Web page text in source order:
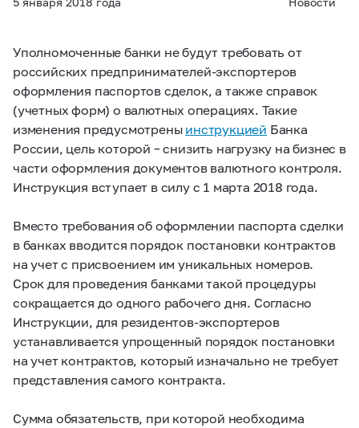
Уполномоченные банки не будут требовать от
российских предпринимателей-экспортеров
оформления паспортов сделок, а также справок
(учетных форм) о валютных операциях. Такие
изменения предусмотрены инструкцией Банка
России, цель которой – снизить нагрузку на бизнес в
части оформления документов валютного контроля.
Инструкция вступает в силу с 1 марта 2018 года.
Вместо требования об оформлении паспорта сделки
в банках вводится порядок постановки контрактов
на учет с присвоением им уникальных номеров.
Срок для проведения банками такой процедуры
сокращается до одного рабочего дня. Согласно
Инструкции, для резидентов-экспортеров
устанавливается упрощенный порядок постановки
на учет контрактов, который изначально не требует
представления самого контракта.
Сумма обязательств, при которой необходима